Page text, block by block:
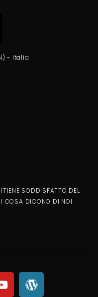
- Italia
SODDISFATTO DEL
COSA DICONO DI NOI